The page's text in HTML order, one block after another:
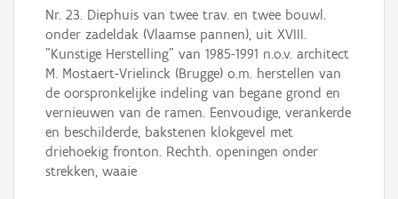
Nr. 23. Diephuis van twee trav. en twee bouwl.
onder zadeldak (Vlaamse pannen), uit XVIII.
"Kunstige Herstelling" van 1985-1991 n.o.v. architect
M. Mostaert-Vrielinck (Brugge) o.m. herstellen van
de oorspronkelijke indeling van begane grond en
vernieuwen van de ramen. Eenvoudige, verankerde
en beschilderde, bakstenen klokgevel met
driehoekig fronton. Rechth. openingen onder
strekken, waaie